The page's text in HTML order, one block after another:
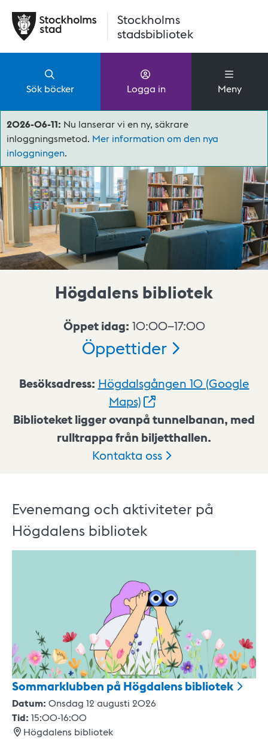
Stockholms
stadsbibliotek
Sök böcker Logga in Meny
2026-06-11: Nu lanserar vi en ny, säkrare
inloggningsmetod. Mer information om den nya
inloggningen.
Högdalens bibliotek
Öppet idag: 10:00–17:00
Öppettider
Besöksadress: Högdalsgången 10 (Google
Maps)
Biblioteket ligger ovanpå tunnelbanan, med
rulltrappa från biljetthallen.
Kontakta oss
Evenemang och aktiviteter på
Högdalens bibliotek
Sommarklubben på Högdalensbibliotek
Datum: Onsdag 12 augusti 2026
Tid: 15:00-16:00
Högdalens bibliotek